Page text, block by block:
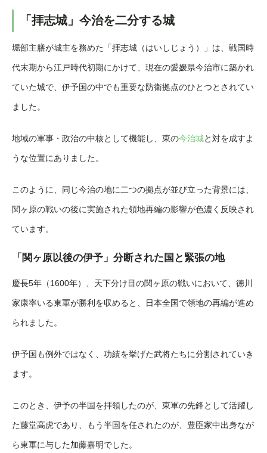
「拝志城」今治を二分する城
堀部主膳が城主を務めた「拝志城（はいしじょう）」は、戦国時
代末期から江戸時代初期にかけて、現在の愛媛県今治市に築かれ
ていた城で、伊予国の中でも重要な防衛拠点のひとつとされてい
ました。
地域の軍事・政治の中核として機能し、東の今治城と対を成すよ
うな位置にありました。
このように、同じ今治の地に二つの拠点が並び立った背景には、
関ヶ原の戦いの後に実施された領地再編の影響が色濃く反映され
ています。
「関ヶ原以後の伊予」分断された国と緊張の地
慶長5年（1600年）、天下分け目の関ヶ原の戦いにおいて、徳川
家康率いる東軍が勝利を収めると、日本全国で領地の再編が進め
られました。
伊予国も例外ではなく、功績を挙げた武将たちに分割されていき
ます。
このとき、伊予の半国を拝領したのが、東軍の先鋒として活躍し
た藤堂高虎であり、もう半国を任されたのが、豊臣家中出身なが
ら東軍に与した加藤嘉明でした。